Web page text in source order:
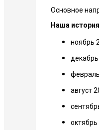
Основное
Наша
ноябрь
август